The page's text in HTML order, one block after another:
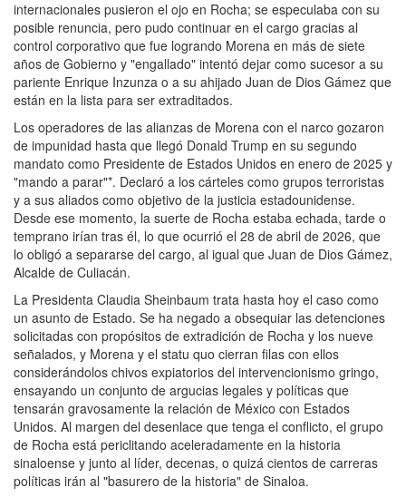
internacionales pusieron el ojo en Rocha; se especulaba con su
posible renuncia, pero pudo continuar en el cargo gracias al
control corporativo que fue logrando Morena en más de siete
años de Gobierno y "engallado" intentó dejar como sucesor a su
pariente Enrique Inzunza o a su ahijado Juan de Dios Gámez que
están en la lista para ser extraditados.
Los operadores de las alianzas de Morena con el narco gozaron
de impunidad hasta que llegó Donald Trump en su segundo
mandato como Presidente de Estados Unidos en enero de 2025 y
"mando a parar"*. Declaró a los cárteles como grupos terroristas
y a sus aliados como objetivo de la justicia estadounidense.
Desde ese momento, la suerte de Rocha estaba echada, tarde o
temprano irían tras él, lo que ocurrió el 28 de abril de 2026, que
lo obligó a separarse del cargo, al igual que Juan de Dios Gámez,
Alcalde de Culiacán.
La Presidenta Claudia Sheinbaum trata hasta hoy el caso como
un asunto de Estado. Se ha negado a obsequiar las detenciones
solicitadas con propósitos de extradición de Rocha y los nueve
señalados, y Morena y el statu quo cierran filas con ellos
considerándolos chivos expiatorios del intervencionismo gringo,
ensayando un conjunto de argucias legales y políticas que
tensarán gravosamente la relación de México con Estados
Unidos. Al margen del desenlace que tenga el conflicto, el grupo
de Rocha está periclitando aceleradamente en la historia
sinaloense y junto al líder, decenas, o quizá cientos de carreras
políticas irán al "basurero de la historia" de Sinaloa.